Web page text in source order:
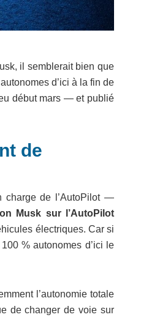
il semblerait bien que
d’ici à la fin de
début mars — et publié
de
charge de l’AutoPilot —
Musk sur l’AutoPilot
électriques. Car si
% autonomes d’ici le
l’autonomie totale
de changer de voie sur